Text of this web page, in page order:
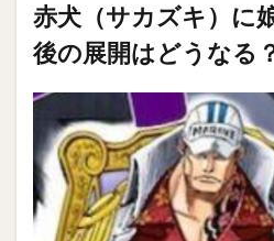
赤犬（サカズキ）に
後の展開はどうなる